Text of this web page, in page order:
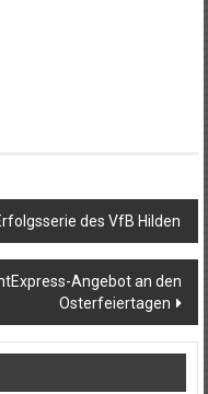
des VfB Hilden
Angebot an den
Osterfeiertagen